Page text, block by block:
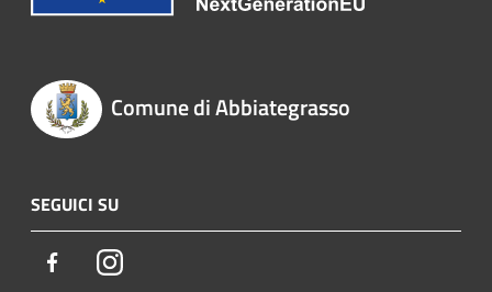
Comune di Abbiategrasso
SEGUICI SU
FacebookInstagram